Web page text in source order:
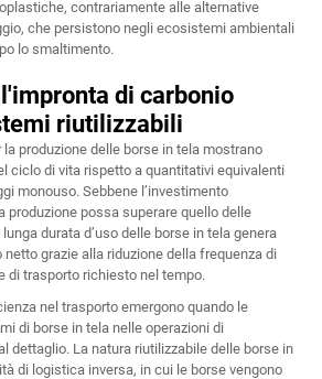
contrariamente alle alternative
che persistono negli ecosistemi ambientali
lo smaltimento.
di carbonio
riutilizzabili
produzione delle borse in tela mostrano
ciclo di vita rispetto a quantitativi equivalenti
monouso. Sebbene l’investimento
produzione possa superare quello delle
durata d’uso delle borse in tela genera
grazie alla riduzione della frequenza di
di trasporto richiesto nel tempo.
nel trasporto emergono quando le
di borse in tela nelle operazioni di
dettaglio. La natura riutilizzabile delle borse in
di logistica inversa, in cui le borse vengono